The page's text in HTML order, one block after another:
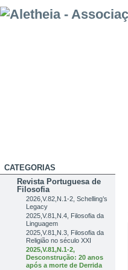
CATEGORIAS
Revista Portuguesa de
Filosofia
2026,V.82,N.1-2, Schelling’s
Legacy
2025,V.81,N.4, Filosofia da
Linguagem
2025,V.81,N.3, Filosofia da
Religião no século XXI
2025,V.81,N.1-2,
Desconstrução: 20 anos
após a morte de Derrida